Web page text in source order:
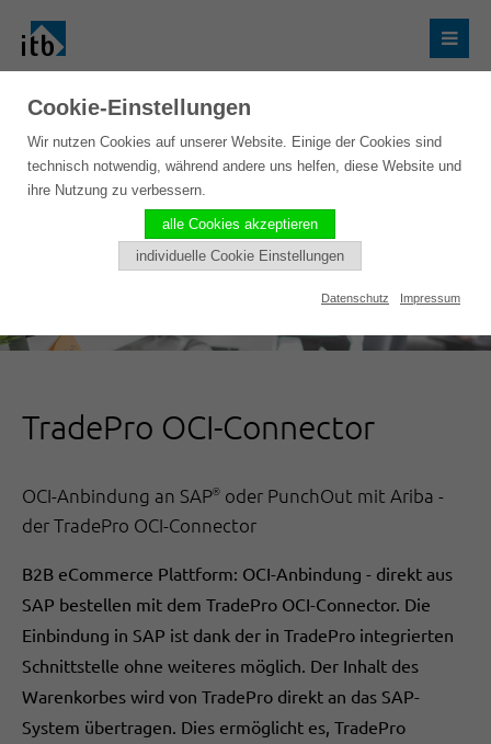
TradePro OCI-Connector
OCI-Anbindung an SAP® oder PunchOut mit Ariba -
der TradePro OCI-Connector
B2B eCommerce Plattform: OCI-Anbindung - direkt aus
SAP bestellen mit dem TradePro OCI-Connector. Die
Einbindung in SAP ist dank der in TradePro integrierten
Schnittstelle ohne weiteres möglich. Der Inhalt des
Warenkorbes wird von TradePro direkt an das SAP-
System übertragen. Dies ermöglicht es, TradePro
Cookie-Einstellungen
Wir nutzen Cookies auf unserer Website. Einige der Cookies sind
technisch notwendig, während andere uns helfen, diese Website und
ihre Nutzung zu verbessern.
alle Cookies akzeptieren
individuelle Cookie Einstellungen
Datenschutz Impressum